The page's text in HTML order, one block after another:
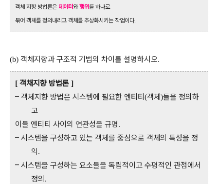
객체 지향 방법론은 데이터와행위를 하나로
묶어 객체를 정의내리고 객체를 추상화시키는 작업이다.
(b) 객체지향과 구조적 기법의 차이를 설명하시오.
[ 객채지향 방법론 ]
– 객체지향 방법은 시스템에 필요한 엔티티 (객체)들을 정의하
고
이들 엔티티 사이의 연관성을 규명.
– 시스템을 구성하고 있는 객체를 중심으로 객체의 특성을 정
의 .
– 시스템을 구성하는 요소들을 독립적이고 수평적인 관점에서
정의 .